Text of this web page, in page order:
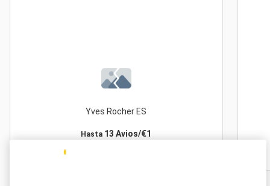
Yves Rocher ES
Hasta 13 Avios/€1